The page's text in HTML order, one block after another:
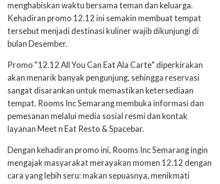
menghabiskan waktu bersama teman dan keluarga.
Kehadiran promo 12.12 ini semakin membuat tempat
tersebut menjadi destinasi kuliner wajib dikunjungi di
bulan Desember.
Promo “12.12 All You Can Eat Ala Carte” diperkirakan
akan menarik banyak pengunjung, sehingga reservasi
sangat disarankan untuk memastikan ketersediaan
tempat. Rooms Inc Semarang membuka informasi dan
pemesanan melalui media sosial resmi dan kontak
layanan Meet n Eat Resto & Spacebar.
Dengan kehadiran promo ini, Rooms Inc Semarang ingin
mengajak masyarakat merayakan momen 12.12 dengan
cara yang lebih seru: makan sepuasnya, menikmati